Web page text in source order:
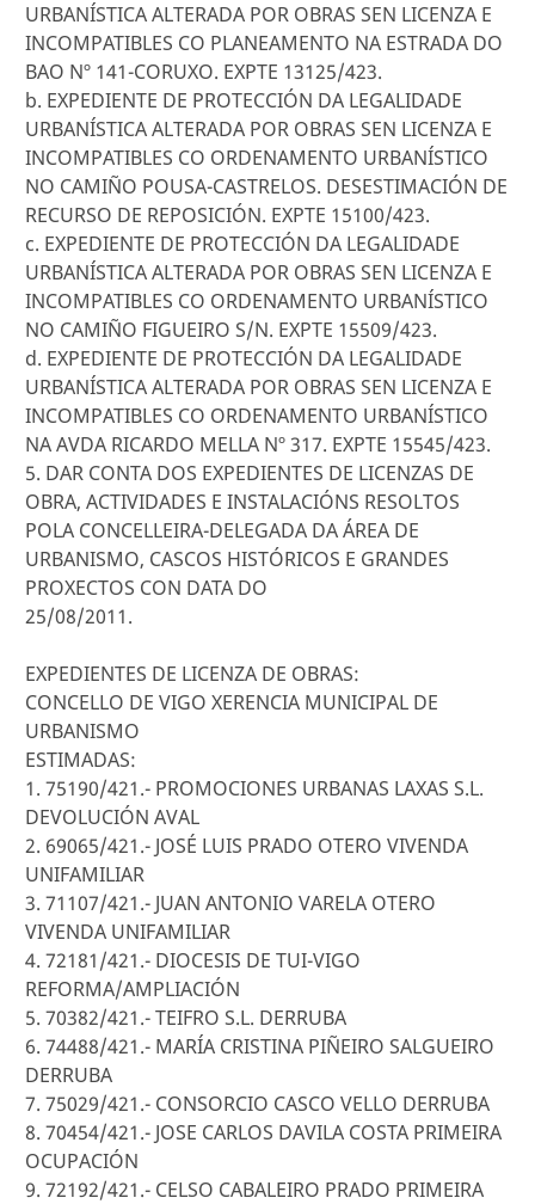
URBANÍSTICA ALTERADA POR OBRAS SEN LICENZA E
INCOMPATIBLES CO PLANEAMENTO NA ESTRADA DO
BAO Nº 141-CORUXO. EXPTE 13125/423.
b. EXPEDIENTE DE PROTECCIÓN DA LEGALIDADE
URBANÍSTICA ALTERADA POR OBRAS SEN LICENZA E
INCOMPATIBLES CO ORDENAMENTO URBANÍSTICO
NO CAMIÑO POUSA-CASTRELOS. DESESTIMACIÓN DE
RECURSO DE REPOSICIÓN. EXPTE 15100/423.
c. EXPEDIENTE DE PROTECCIÓN DA LEGALIDADE
URBANÍSTICA ALTERADA POR OBRAS SEN LICENZA E
INCOMPATIBLES CO ORDENAMENTO URBANÍSTICO
NO CAMIÑO FIGUEIRO S/N. EXPTE 15509/423.
d. EXPEDIENTE DE PROTECCIÓN DA LEGALIDADE
URBANÍSTICA ALTERADA POR OBRAS SEN LICENZA E
INCOMPATIBLES CO ORDENAMENTO URBANÍSTICO
NA AVDA RICARDO MELLA Nº 317. EXPTE 15545/423.
5. DAR CONTA DOS EXPEDIENTES DE LICENZAS DE
OBRA, ACTIVIDADES E INSTALACIÓNS RESOLTOS
POLA CONCELLEIRA-DELEGADA DA ÁREA DE
URBANISMO, CASCOS HISTÓRICOS E GRANDES
PROXECTOS CON DATA DO
25/08/2011.
EXPEDIENTES DE LICENZA DE OBRAS:
CONCELLO DE VIGO XERENCIA MUNICIPAL DE
URBANISMO
ESTIMADAS:
1. 75190/421.- PROMOCIONES URBANAS LAXAS S.L.
DEVOLUCIÓN AVAL
2. 69065/421.- JOSÉ LUIS PRADO OTERO VIVENDA
UNIFAMILIAR
3. 71107/421.- JUAN ANTONIO VARELA OTERO
VIVENDA UNIFAMILIAR
4. 72181/421.- DIOCESIS DE TUI-VIGO
REFORMA/AMPLIACIÓN
5. 70382/421.- TEIFRO S.L. DERRUBA
6. 74488/421.- MARÍA CRISTINA PIÑEIRO SALGUEIRO
DERRUBA
7. 75029/421.- CONSORCIO CASCO VELLO DERRUBA
8. 70454/421.- JOSE CARLOS DAVILA COSTA PRIMEIRA
OCUPACIÓN
9. 72192/421.- CELSO CABALEIRO PRADO PRIMEIRA